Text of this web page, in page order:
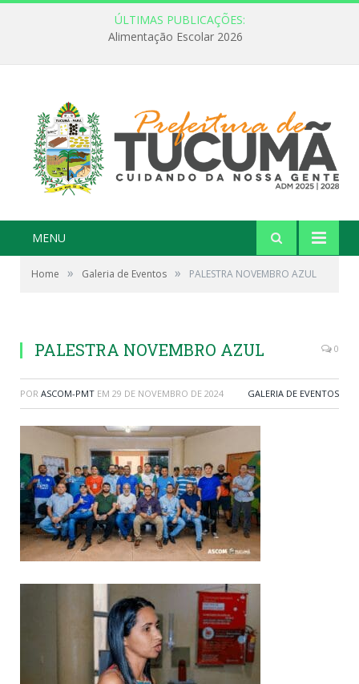
ÚLTIMAS PUBLICAÇÕES:
Alimentação Escolar 2026
MENU
Home » Galeria de Eventos » PALESTRA NOVEMBRO AZUL
PALESTRA NOVEMBRO AZUL 0
POR ASCOM-PMT EM 29 DE NOVEMBRO DE 2024 GALERIA DE EVENTOS